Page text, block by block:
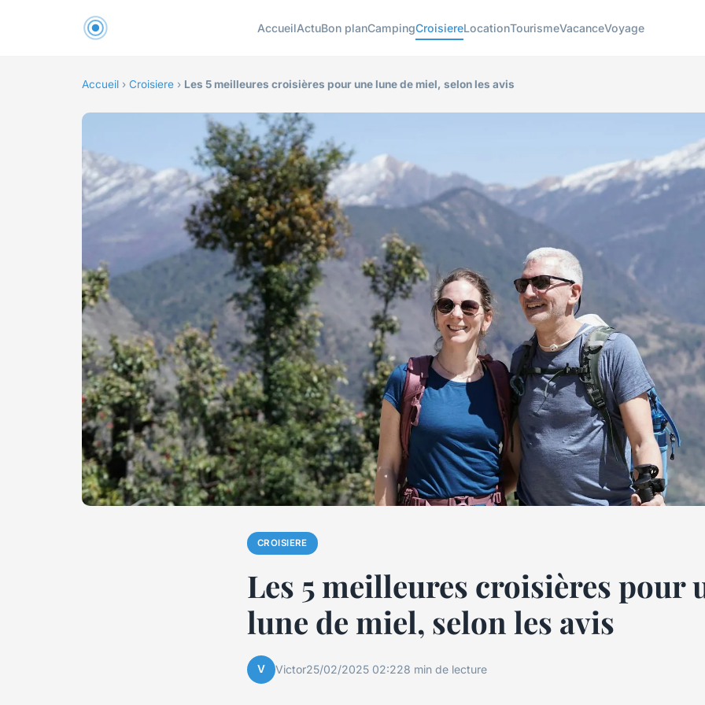
AccueilActuBon planCampingCroisiereLocationTourismeVacanceVoyage
Accueil › Croisiere › Les 5 meilleures croisières pour une lune de miel, selon les avis
CROISIERE
Les 5 meilleures croisières pour
lune de miel, selon les avis
V Victor25/02/2025 02:228 min de lecture